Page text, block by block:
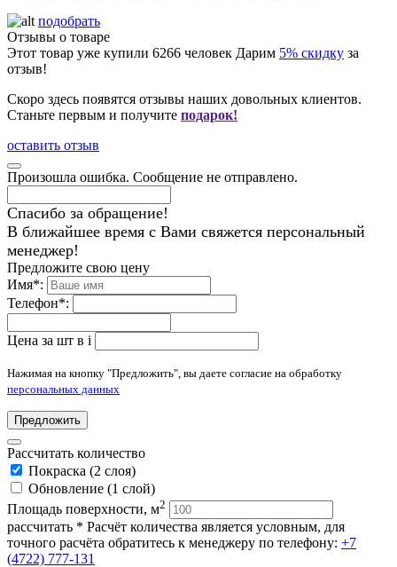
подобрать
Отзывы о товаре
Этот товар уже купили 6266 человек Дарим 5% скидку за
отзыв!
Скоро здесь появятся отзывы наших довольных клиентов.
Станьте первым и получите подарок!
оставить отзыв
Произошла ошибка. Сообщение не отправлено.
Спасибо за обращение!
В ближайшее время с Вами свяжется персональный
менеджер!
Предложите свою цену
Имя*:
Телефон*:
Цена за шт в i
Нажимая на кнопку "Предложить", вы даете согласие на обработку
персональных данных
Предложить
Рассчитать количество
Покраска (2 слоя)
Обновление (1 слой)
Площадь поверхности, м2
рассчитать * Расчёт количества является условным, для
точного расчёта обратитесь к менеджеру по телефону: +7
(4722) 777-131